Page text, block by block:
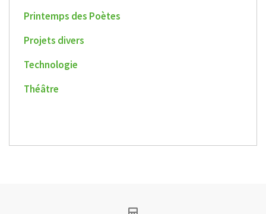
Printemps des Poètes
Projets divers
Technologie
Théâtre